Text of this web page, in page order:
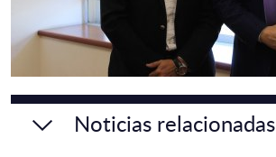
Noticias relacionadas